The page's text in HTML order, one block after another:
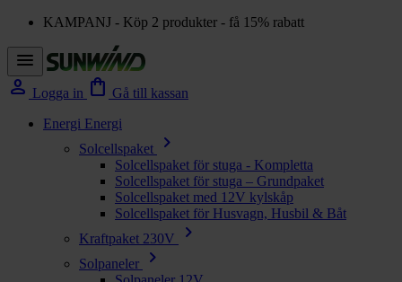
KAMPANJ - Köp 2 produkter - få 15% rabatt
menu
person Logga in shopping_bag Gå till kassan
Energi Energi
Solcellspaket
chevron_right
Solcellspaket för stuga - Kompletta
Solcellspaket för stuga – Grundpaket
Solcellspaket med 12V kylskåp
Solcellspaket för Husvagn, Husbil & Båt
Kraftpaket 230V
chevron_right
Solpaneler chevron_right